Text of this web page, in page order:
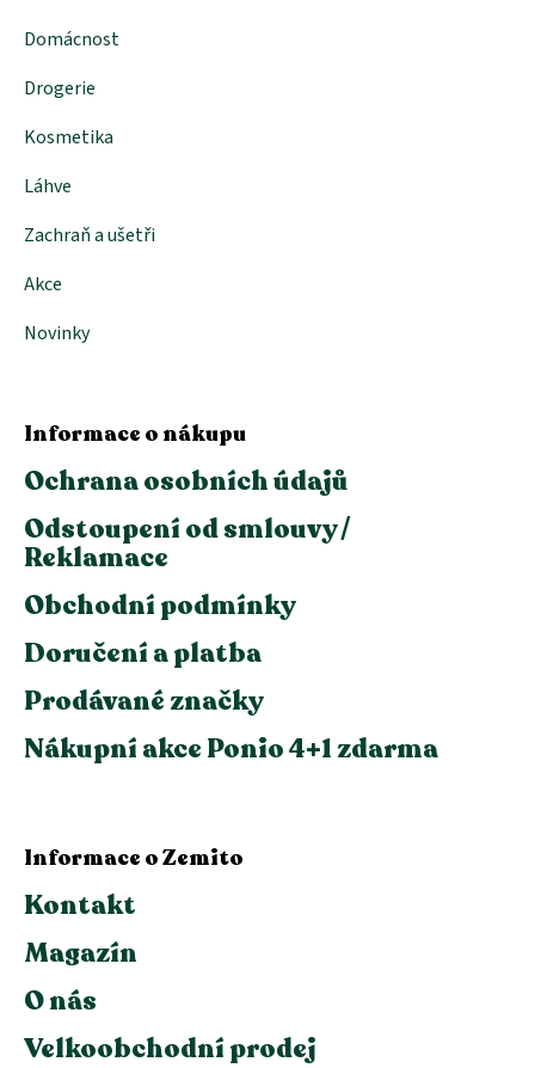
Domácnost
Drogerie
Kosmetika
Láhve
Zachraň a ušetři
Akce
Novinky
Informace o nákupu
Ochrana osobních údajů
Odstoupení od smlouvy /
Reklamace
Obchodní podmínky
Doručení a platba
Prodávané značky
Nákupní akce Ponio 4+1 zdarma
Informace o Zemito
Kontakt
Magazín
O nás
Velkoobchodní prodej